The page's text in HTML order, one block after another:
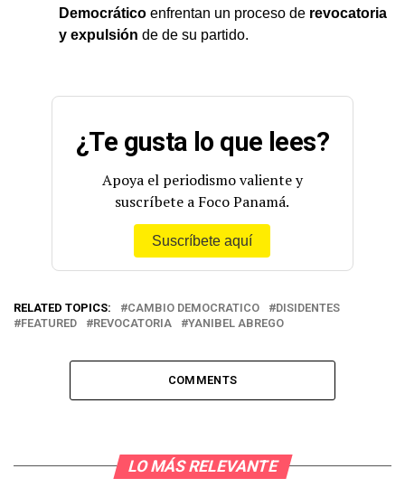
Democrático enfrentan un proceso de revocatoria
y expulsión de de su partido.
¿Te gusta lo que lees?
Apoya el periodismo valiente y
suscríbete a Foco Panamá.
Suscríbete aquí
RELATED TOPICS: CAMBIO DEMOCRATICO
DISIDENTES
FEATURED
REVOCATORIA YANIBEL ABREGO
COMMENTS
LO MÁS RELEVANTE